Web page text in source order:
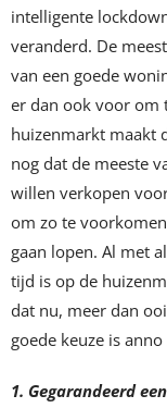
intelligente
veranderd. De
van een goede
er dan ook voor om
huizenmarkt maakt
nog dat de meeste
willen verkopen
om zo te
gaan lopen. Al met
tijd is op de
dat nu, meer dan
goede keuze is
1. Gegarandeerd